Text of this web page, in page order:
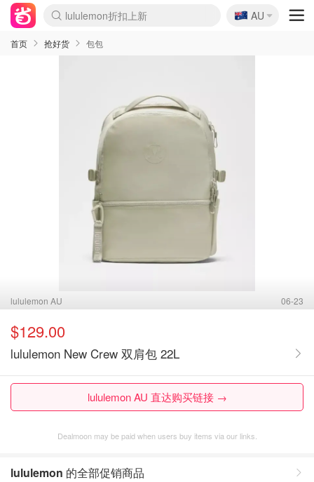
Sasa美妆护肤3.5折
SSENSE年中3折
FreshBeauty好价汇总
Cettire降价+叠9折
Farfetch折上8折
WWS Coles超市实拍
viagogo二手票捡漏
Myer清仓1折起
The Outnet奢牌1折起
David Jones 3折起
Flannels大牌1折
Perfumes Club护肤1折
AMIRO返校季6.2折
Oweek抽奖送Airpods
Amazon折扣汇总
eToro入金$200送$50
Amazon数码好物
ICONIC本周7.5折
ThedoubleF高奢地板价
Moose Knuckles 6折
丝芙兰5折起
EUFY官网3.7折起
Selenichast首饰2折
Trip机票酒店促销
YSL送5件彩妆礼
Amazon家居好物
BIGBANG巡演开票
David Jones时尚3折
Amazon美妆护肤
雅漾大喷$8
过敏原检测盒$33
伊索独家赠50ml沐浴露
科颜氏清仓3折
SEALIFE海洋馆门票6折
丝塔芙大白罐$16
订阅Newsletter送香薰
Cult Beauty 6.8折
Harrods圣诞日历2.3折
LN-CC奢牌私促3折
d'Alba空姐喷雾$16
EVE LOM套装逆天2折
Bernardelli独家4折
Adore Beauty 6折起
CT圣诞日历
Mytheresa奢品2.7折
Luxury Escapes 9折
Currentbody美容仪9折
MOON Garden Live
ALLSAINTS美衣3折
Roborock扫地机3.7折
Tingo Life水杯$24
Valentino官网5折
CR洗发护发6.3折
🇦🇺
AU
首页 抢好货 包包
lululemon AU 06-23
$129.00
lululemon New Crew 双肩包 22L
lululemon AU 直达购买链接 →
Dealmoon may be paid when users buy items via our links.
lululemon 的全部促销商品